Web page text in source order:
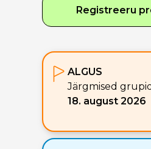
ALGUS
Järgmised grupid
18. august 2026
Registreeru